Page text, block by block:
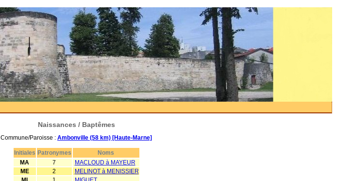
Naissances / Baptêmes
Commune/Paroisse : Ambonville (58 km) [Haute-Marne]
Initiales Patronymes
Noms
MA
7
MACLOUD à MAYEUR
ME
2
MELINOT à MENISSIER